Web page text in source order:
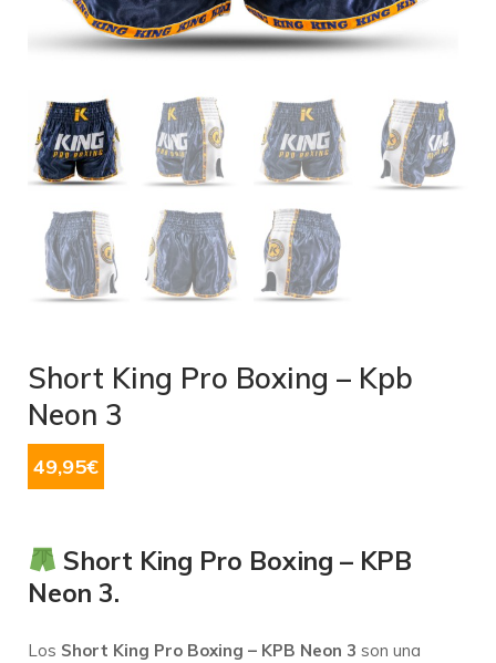
Short King Pro Boxing – Kpb
Neon 3
49,95€
Short King Pro Boxing – KPB
Neon 3.
Los Short King Pro Boxing – KPB Neon 3 son una